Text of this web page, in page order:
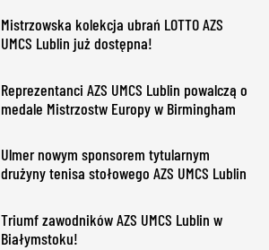
Mistrzowska kolekcja ubrań LOTTO AZS
UMCS Lublin już dostępna!
Reprezentanci AZS UMCS Lublin powalczą o
medale Mistrzostw Europy w Birmingham
Ulmer nowym sponsorem tytularnym
drużyny tenisa stołowego AZS UMCS Lublin
Triumf zawodników AZS UMCS Lublin w
Białymstoku!